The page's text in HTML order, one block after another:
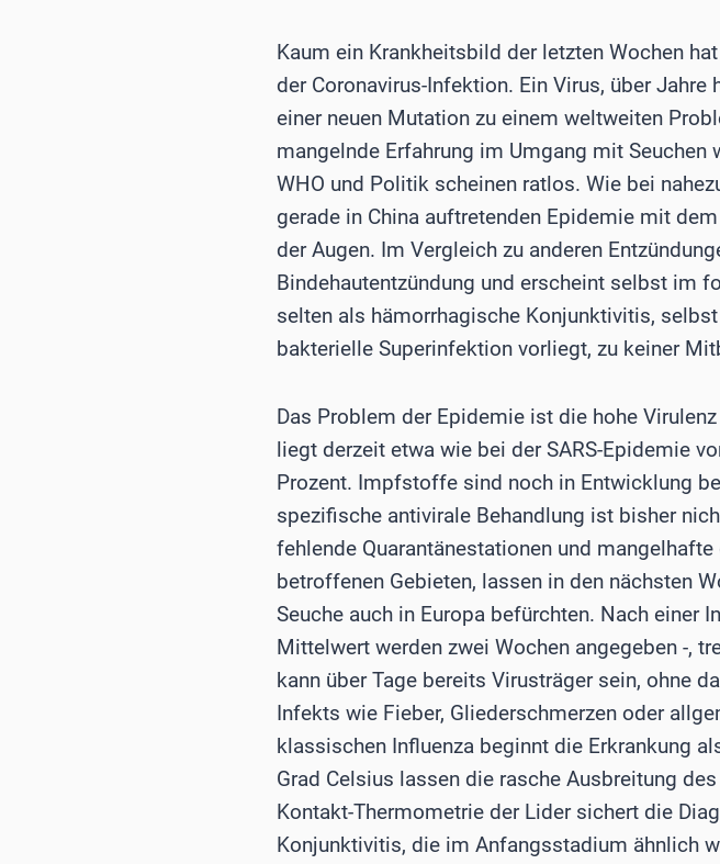
Kaum ein Krankheitsbild der letzten Wochen
der Coronavirus-Infektion. Ein Virus, über
einer neuen Mutation zu einem weltweiten
mangelnde Erfahrung im Umgang mit
WHO und Politik scheinen ratlos. Wie bei
gerade in China auftretenden Epidemie mit
der Augen. Im Vergleich zu anderen
Bindehautentzündung und erscheint selbst im
selten als hämorrhagische Konjunktivitis,
bakterielle Superinfektion vorliegt, zu keiner
Das Problem der Epidemie ist die hohe
liegt derzeit etwa wie bei der SARS-Epidemie
Prozent. Impfstoffe sind noch in Entwicklung
spezifische antivirale Behandlung ist bisher
fehlende Quarantänestationen und
betroffenen Gebieten, lassen in den nächsten
Seuche auch in Europa befürchten. Nach einer
Mittelwert werden zwei Wochen angegeben -,
kann über Tage bereits Virusträger sein, ohne
Infekts wie Fieber, Gliederschmerzen oder
klassischen Influenza beginnt die Erkrankung
Grad Celsius lassen die rasche Ausbreitung
Kontakt-Thermometrie der Lider sichert die
Konjunktivitis, die im Anfangsstadium ähnlich